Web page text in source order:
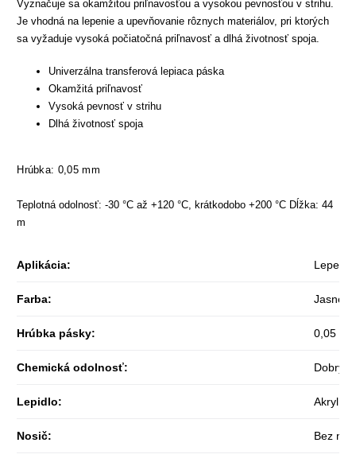
Vyznačuje sa okamžitou priľnavosťou a vysokou pevnosťou v strihu.
Je vhodná na lepenie a upevňovanie rôznych materiálov, pri ktorých
sa vyžaduje vysoká počiatočná priľnavosť a dlhá životnosť spoja.
Univerzálna transferová lepiaca páska
Okamžitá priľnavosť
Vysoká pevnosť v strihu
Dlhá životnosť spoja
Hrúbka: 0,05 mm
Teplotná odolnosť: -30 °C až +120 °C, krátkodobo +200 °C Dĺžka: 44
m
Aplikácia:
Farba: Jasné
Hrúbka pásky: 0,05
Chemická odolnosť: Dobrý
Lepidlo: Akryl
Nosič: Bez